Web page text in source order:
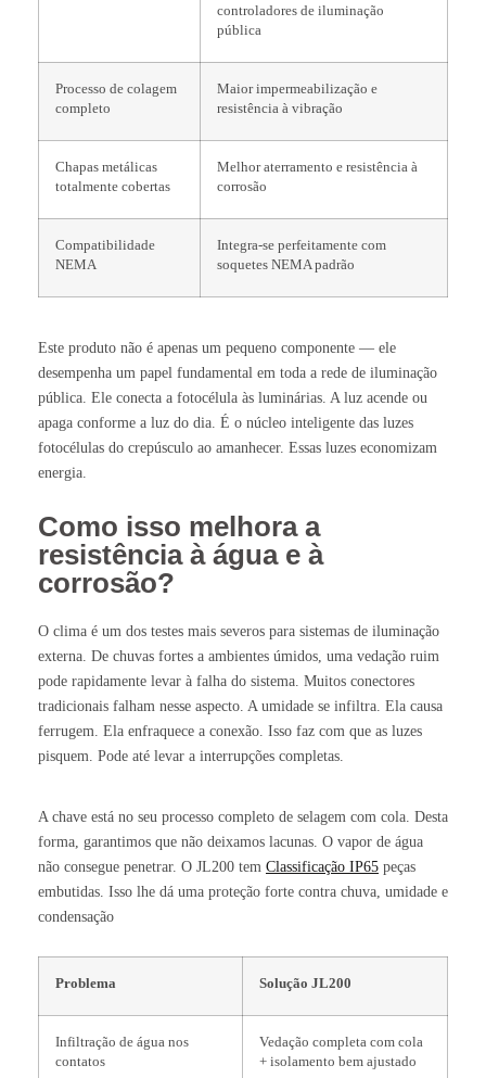
controladores de iluminação
pública
Processo de colagem
completo
Maior impermeabilização e
resistência à vibração
Chapas metálicas
totalmente cobertas
Melhor aterramento e resistência à
corrosão
Compatibilidade
NEMA
Integra-se perfeitamente com
soquetes NEMA padrão
Este produto não é apenas um pequeno componente — ele
desempenha um papel fundamental em toda a rede de iluminação
pública. Ele conecta a fotocélula às luminárias. A luz acende ou
apaga conforme a luz do dia. É o núcleo inteligente das luzes
fotocélulas do crepúsculo ao amanhecer. Essas luzes economizam
energia.
Como isso melhora a
resistência à água e à
corrosão?
O clima é um dos testes mais severos para sistemas de iluminação
externa. De chuvas fortes a ambientes úmidos, uma vedação ruim
pode rapidamente levar à falha do sistema. Muitos conectores
tradicionais falham nesse aspecto. A umidade se infiltra. Ela causa
ferrugem. Ela enfraquece a conexão. Isso faz com que as luzes
pisquem. Pode até levar a interrupções completas.
A chave está no seu processo completo de selagem com cola. Desta
forma, garantimos que não deixamos lacunas. O vapor de água
não consegue penetrar. O JL200 tem Classificação IP65 peças
embutidas. Isso lhe dá uma proteção forte contra chuva, umidade e
condensação
Problema Solução JL200
Infiltração de água nos
contatos
Vedação completa com cola
+ isolamento bem ajustado